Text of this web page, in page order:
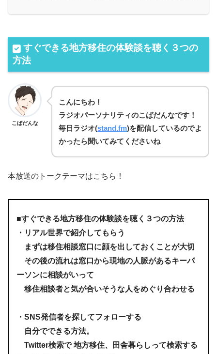
すぐできる地方移住の体験談を聴く３つの
方法
こばだんな
こんにちわ！
ラジオパーソナリティのこばだんなです！
毎日 ラジオ(stand.fm)を配信しているのでよ
かったら聞いてみてくださいね
本放送のトークテーマはこちら！
■すぐできる地方移住の体験談を聴く３つの方法
・リアル世界で紹介してもらう
まずは移住相談窓口に顔を出しておくことが大切
その後の流れは窓口から現地の人脈があるキーパ
ーソンに相談がいって
移住相談者と気が合いそうな人をめぐり合わせる
・SNS発信者を探してフォローする
自分でできる方法。
Twitter検索で 地方移住、田舎暮らしって検索する